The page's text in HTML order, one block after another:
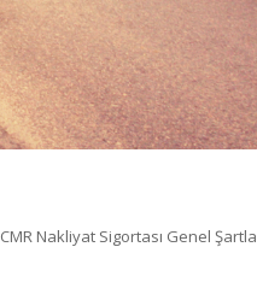
CMR Nakliyat Sigortası Genel